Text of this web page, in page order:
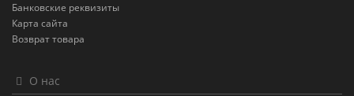
Банковские реквизиты
Карта сайта
Возврат товара
О нас